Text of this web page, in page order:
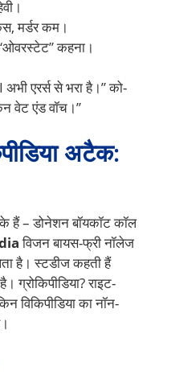
मर्डर कम।
कहना।
अभी एरर्स से भरा है।” को-
वेट एंड वॉच।”
अटैक:
हैं – डोनेशन बॉयकॉट कॉल
विजन बायस-फ्री नॉलेज
है। स्टडीज कहती हैं
ग्रोकिपीडिया? राइट-
विकिपीडिया का नॉन-